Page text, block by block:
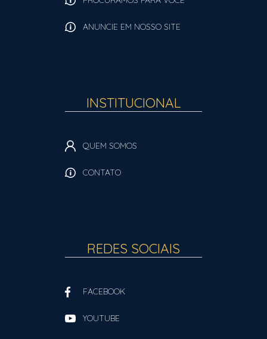
ANUNCIE EM NOSSO SITE
INSTITUCIONAL
QUEM SOMOS
CONTATO
REDES SOCIAIS
FACEBOOK
YOUTUBE